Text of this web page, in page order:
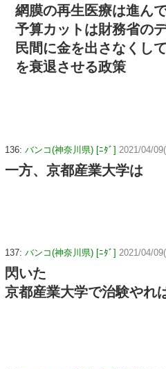
網膜の再生医療は進ん
予算カットは財務省の
民間に金を出さなくし
を衰退させる政策
136: バンコ(神奈川県) [ﾆﾀﾞ] 2021/04/
一方、京都産業大学は
137: バンコ(神奈川県) [ﾆﾀﾞ] 2021/04/
閃いた
京都産業大学で治験やれ